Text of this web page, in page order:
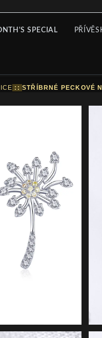
SPECIAL
::STŘÍBRNÉ PECKOVÉ